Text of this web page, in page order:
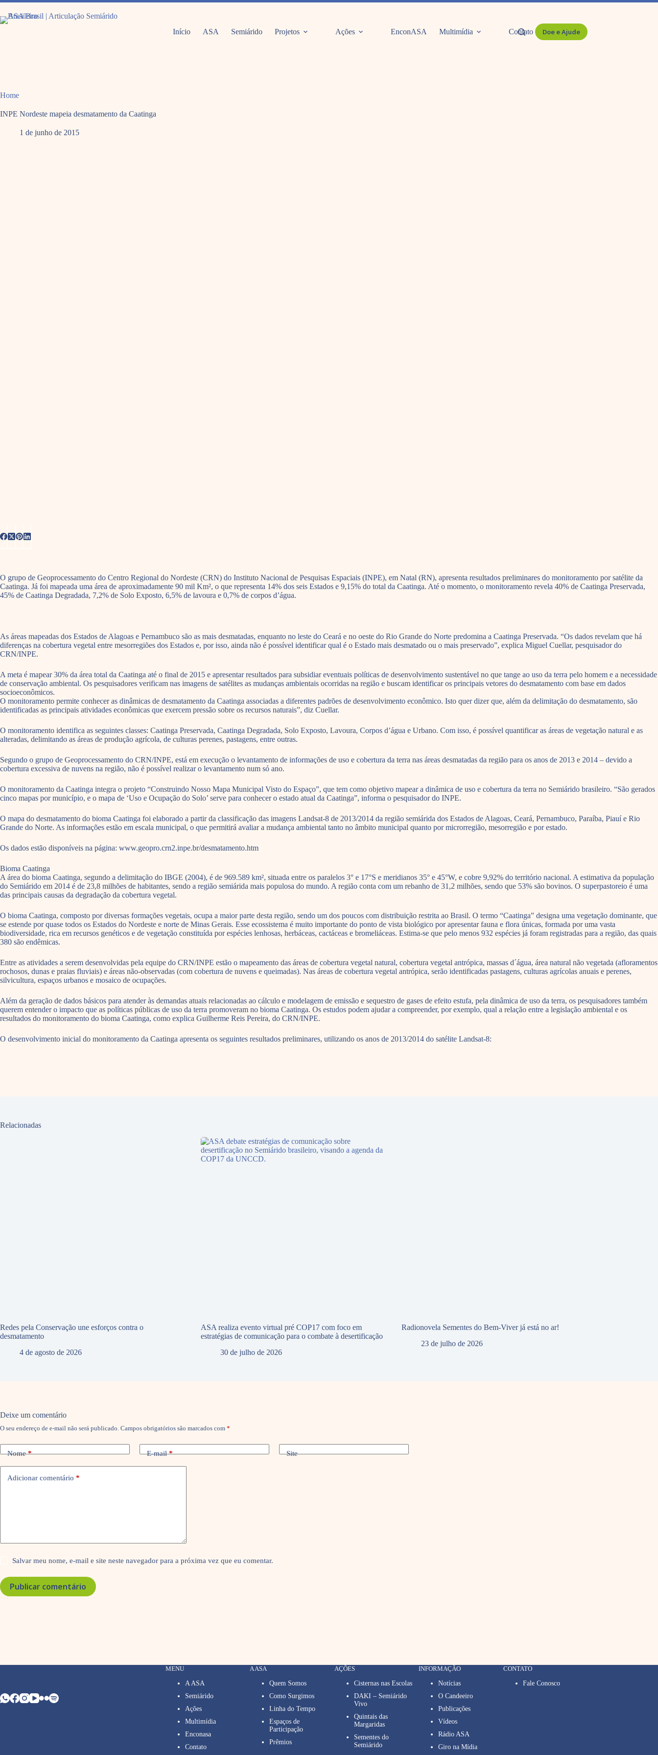
Pular
para
o
Início ASA Semiárido Projetos Ações EnconASA Multimídia Contato Doe e Ajude
Home
INPE Nordeste mapeia desmatamento da Caatinga
1 de junho de 2015
O grupo de Geoprocessamento do Centro Regional do Nordeste (CRN) do Instituto Nacional de Pesquisas Espaciais (INPE), em Natal (RN), apresenta resultados preliminares do monitoramento por satélite da
Caatinga. Já foi mapeada uma área de aproximadamente 90 mil Km², o que representa 14% dos seis Estados e 9,15% do total da Caatinga. Até o momento, o monitoramento revela 40% de Caatinga Preservada,
45% de Caatinga Degradada, 7,2% de Solo Exposto, 6,5% de lavoura e 0,7% de corpos d’água.
As áreas mapeadas dos Estados de Alagoas e Pernambuco são as mais desmatadas, enquanto no leste do Ceará e no oeste do Rio Grande do Norte predomina a Caatinga Preservada. “Os dados revelam que há
diferenças na cobertura vegetal entre mesorregiões dos Estados e, por isso, ainda não é possível identificar qual é o Estado mais desmatado ou o mais preservado”, explica Miguel Cuellar, pesquisador do
CRN/INPE.
A meta é mapear 30% da área total da Caatinga até o final de 2015 e apresentar resultados para subsidiar eventuais políticas de desenvolvimento sustentável no que tange ao uso da terra pelo homem e a necessidade
de conservação ambiental. Os pesquisadores verificam nas imagens de satélites as mudanças ambientais ocorridas na região e buscam identificar os principais vetores do desmatamento com base em dados
socioeconômicos.
O monitoramento permite conhecer as dinâmicas de desmatamento da Caatinga associadas a diferentes padrões de desenvolvimento econômico. Isto quer dizer que, além da delimitação do desmatamento, são
identificadas as principais atividades econômicas que exercem pressão sobre os recursos naturais”, diz Cuellar.
O monitoramento identifica as seguintes classes: Caatinga Preservada, Caatinga Degradada, Solo Exposto, Lavoura, Corpos d’água e Urbano. Com isso, é possível quantificar as áreas de vegetação natural e as
alteradas, delimitando as áreas de produção agrícola, de culturas perenes, pastagens, entre outras.
Segundo o grupo de Geoprocessamento do CRN/INPE, está em execução o levantamento de informações de uso e cobertura da terra nas áreas desmatadas da região para os anos de 2013 e 2014 – devido a
cobertura excessiva de nuvens na região, não é possível realizar o levantamento num só ano.
O monitoramento da Caatinga integra o projeto “Construindo Nosso Mapa Municipal Visto do Espaço”, que tem como objetivo mapear a dinâmica de uso e cobertura da terra no Semiárido brasileiro. “São gerados
cinco mapas por município, e o mapa de ‘Uso e Ocupação do Solo’ serve para conhecer o estado atual da Caatinga”, informa o pesquisador do INPE.
O mapa do desmatamento do bioma Caatinga foi elaborado a partir da classificação das imagens Landsat-8 de 2013/2014 da região semiárida dos Estados de Alagoas, Ceará, Pernambuco, Paraíba, Piauí e Rio
Grande do Norte. As informações estão em escala municipal, o que permitirá avaliar a mudança ambiental tanto no âmbito municipal quanto por microrregião, mesorregião e por estado.
Os dados estão disponíveis na página: www.geopro.crn2.inpe.br/desmatamento.htm
Bioma Caatinga
A área do bioma Caatinga, segundo a delimitação do IBGE (2004), é de 969.589 km², situada entre os paralelos 3° e 17°S e meridianos 35° e 45°W, e cobre 9,92% do território nacional. A estimativa da população
do Semiárido em 2014 é de 23,8 milhões de habitantes, sendo a região semiárida mais populosa do mundo. A região conta com um rebanho de 31,2 milhões, sendo que 53% são bovinos. O superpastoreio é uma
das principais causas da degradação da cobertura vegetal.
O bioma Caatinga, composto por diversas formações vegetais, ocupa a maior parte desta região, sendo um dos poucos com distribuição restrita ao Brasil. O termo “Caatinga” designa uma vegetação dominante, que
se estende por quase todos os Estados do Nordeste e norte de Minas Gerais. Esse ecossistema é muito importante do ponto de vista biológico por apresentar fauna e flora únicas, formada por uma vasta
biodiversidade, rica em recursos genéticos e de vegetação constituída por espécies lenhosas, herbáceas, cactáceas e bromeliáceas. Estima-se que pelo menos 932 espécies já foram registradas para a região, das quais
380 são endêmicas.
Entre as atividades a serem desenvolvidas pela equipe do CRN/INPE estão o mapeamento das áreas de cobertura vegetal natural, cobertura vegetal antrópica, massas d´água, área natural não vegetada (afloramentos
rochosos, dunas e praias fluviais) e áreas não-observadas (com cobertura de nuvens e queimadas). Nas áreas de cobertura vegetal antrópica, serão identificadas pastagens, culturas agrícolas anuais e perenes,
silvicultura, espaços urbanos e mosaico de ocupações.
Além da geração de dados básicos para atender às demandas atuais relacionadas ao cálculo e modelagem de emissão e sequestro de gases de efeito estufa, pela dinâmica de uso da terra, os pesquisadores também
querem entender o impacto que as políticas públicas de uso da terra promoveram no bioma Caatinga. Os estudos podem ajudar a compreender, por exemplo, qual a relação entre a legislação ambiental e os
resultados do monitoramento do bioma Caatinga, como explica Guilherme Reis Pereira, do CRN/INPE.
O desenvolvimento inicial do monitoramento da Caatinga apresenta os seguintes resultados preliminares, utilizando os anos de 2013/2014 do satélite Landsat-8:
Relacionadas
Redes pela Conservação une esforços contra o
desmatamento
4 de agosto de 2026
ASA realiza evento virtual pré COP17 com foco em
estratégias de comunicação para o combate à desertificação
30 de julho de 2026
Radionovela Sementes do Bem-Viver já está no ar!
23 de julho de 2026
Deixe um comentário
O seu endereço de e-mail não será publicado. Campos obrigatórios são marcados com *
Nome* E-mail* Site
Adicionar comentário *
Salvar meu nome, e-mail e site neste navegador para a próxima vez que eu comentar.
Publicar comentário
MENU
A ASA
Semiárido
Ações
Multimídia
Enconasa
Contato
A ASA
Quem Somos
Como Surgimos
Linha do Tempo
Espaços de
Participação
Prêmios
AÇÕES
Cisternas nas Escolas
DAKI – Semiárido
Vivo
Quintais das
Margaridas
Sementes do
Semiárido
INFORMAÇÃO
Notícias
O Candeeiro
Publicações
Vídeos
Rádio ASA
Giro na Mídia
CONTATO
Fale Conosco